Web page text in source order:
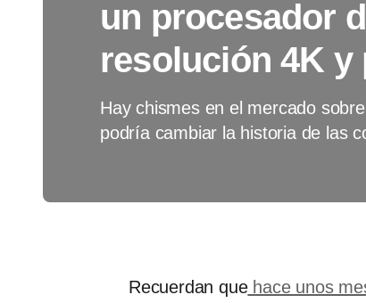
un procesador
resolución 4K y
Hay chismes en el mercado
podría cambiar la historia de las
Recuerdan quehace unos